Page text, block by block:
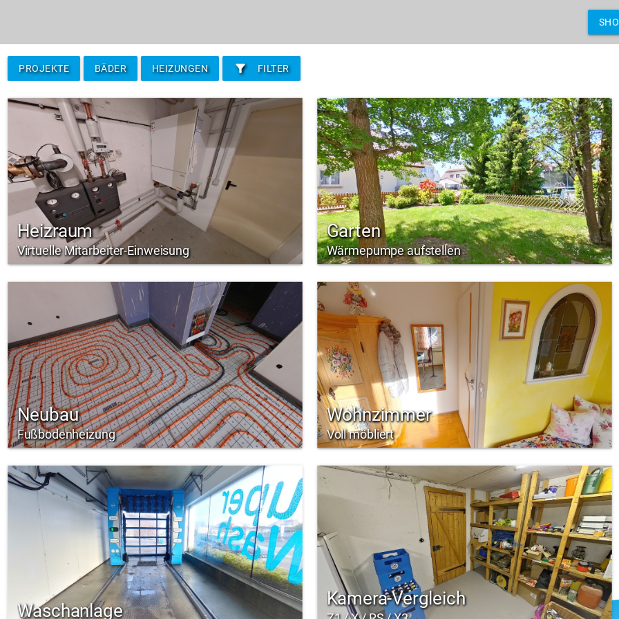
PROJEKTE BÄDER HEIZUNGEN filter_alt FILTER
Heizraum
Virtuelle Mitarbeiter-Einweisung
Garten
Wärmepumpe aufstellen
Neubau
Fußbodenheizung
Wohnzimmer
Voll möbliert
Waschanlage
Kamera-Vergleich